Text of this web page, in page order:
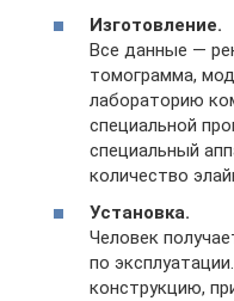
Изготовление.
Все данные —
томограмма,
лабораторию
специальной
специальный
количество
Установка.
Человек
по
конструкцию,